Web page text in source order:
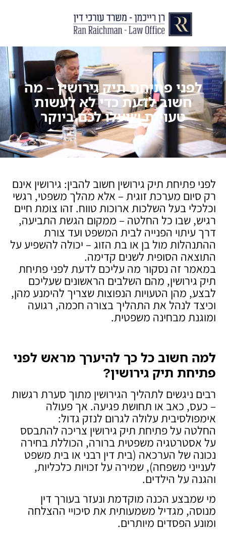
לפני פתיחת תיק גירושין – מה
חשוב לדעת כדי לא לעשות
טעויות שיעלו לכם ביוקר
לפני פתיחת תיק גירושין חשוב להבין: גירושין אינם
רק סיום מערכת זוגית – אלא מהלך משפטי, רגשי
וכלכלי בעל השלכות ארוכות טווח. זהו צומת חיים
רגיש, שבו כל החלטה – ממקום הגשת התביעה,
דרך עיתוי הפנייה לבית המשפט ועד צורת
ההתנהלות מול בן או בת הזוג – יכולה להשפיע על
התוצאה הסופית לשנים קדימה.
במאמר זה נסקור מה עליכם לדעת לפני פתיחת
תיק גירושין, מהם השלבים הראשונים שעליכם
לבצע, מהן הטעויות הנפוצות שצריך להימנע מהן,
וכיצד לנהל את התהליך בצורה חכמה, רגועה
ומוגנת מבחינה משפטית.
למה חשוב כל כך להיערך מראש לפני
פתיחת תיק גירושין?
רבים ניגשים לתהליך הגירושין מתוך סערת רגשות
– כעס, כאב או תחושת פגיעה. אך פעולה
אימפולסיבית עלולה לגרום לנזק גדול:
החלטה על פתיחת תיק גירושין צריכה להתבסס
על אסטרטגיה משפטית ברורה, הכוללת בחירה
נכונה של הערכאה (בית דין רבני או בית משפט
לענייני משפחה), שמירה על זכויות כלכליות,
והגנה על הילדים.
מי שמבצע הכנה מוקדמת ונעזר בעורך דין
מנוסה, מגדיל משמעותית את סיכויי ההצלחה
ומונע הפסדים מיותרים.